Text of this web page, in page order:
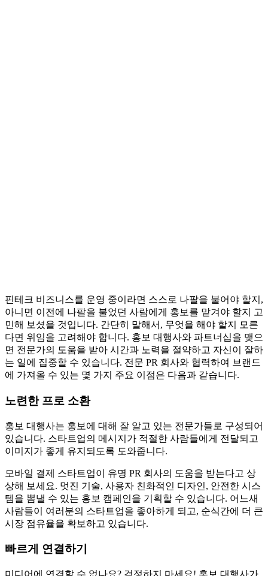
핀테크 비즈니스를 운영 중이라면 스스로 나팔을 불어야 할지,
아니면 이전에 나팔을 불었던 사람에게 홍보를 맡겨야 할지 고
민해 보셨을 것입니다. 간단히 말해서, 무엇을 해야 할지 모른
다면 위임을 고려해야 합니다. 홍보 대행사와 파트너십을 맺으
면 전문가의 도움을 받아 시간과 노력을 절약하고 자신이 잘하
는 일에 집중할 수 있습니다. 전문 PR 회사와 협력하여 브랜드
에 가져올 수 있는 몇 가지 주요 이점은 다음과 같습니다.
노련한 프로 소환
홍보 대행사는 홍보에 대해 잘 알고 있는 전문가들로 구성되어
있습니다. 스타트업의 메시지가 적절한 사람들에게 전달되고
이미지가 좋게 유지되도록 도와줍니다.
모바일 결제 스타트업이 유명 PR 회사의 도움을 받는다고 상
상해 보세요. 멋진 기술, 사용자 친화적인 디자인, 안전한 시스
템을 뽐낼 수 있는 홍보 캠페인을 기획할 수 있습니다. 어느새
사람들이 여러분의 스타트업을 좋아하게 되고, 순식간에 더 큰
시장 점유율을 확보하고 있습니다.
빠르게 연결하기
미디어에 연결할 수 없나요? 걱정하지 마세요! 홍보 대행사가